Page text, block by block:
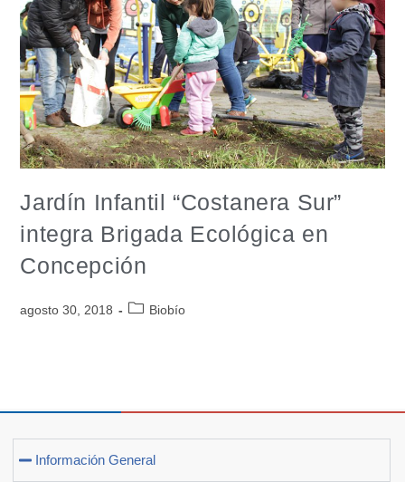
Jardín Infantil “Costanera Sur”
integra Brigada Ecológica en
Concepción
agosto 30, 2018 Biobío
Información General